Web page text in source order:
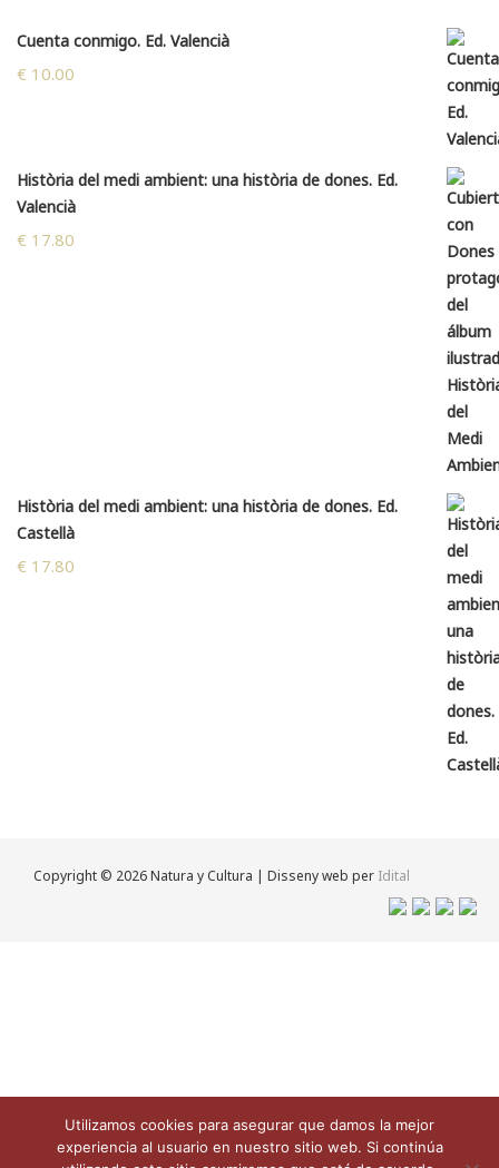
Cuenta conmigo. Ed. Valencià
€ 10.00
Història del medi ambient: una història de dones. Ed.
Valencià
€ 17.80
Història del medi ambient: una història de dones. Ed.
Castellà
€ 17.80
Copyright © 2026 Natura y Cultura | Disseny web per Idital
Utilizamos cookies para asegurar que damos la mejor
experiencia al usuario en nuestro sitio web. Si continúa